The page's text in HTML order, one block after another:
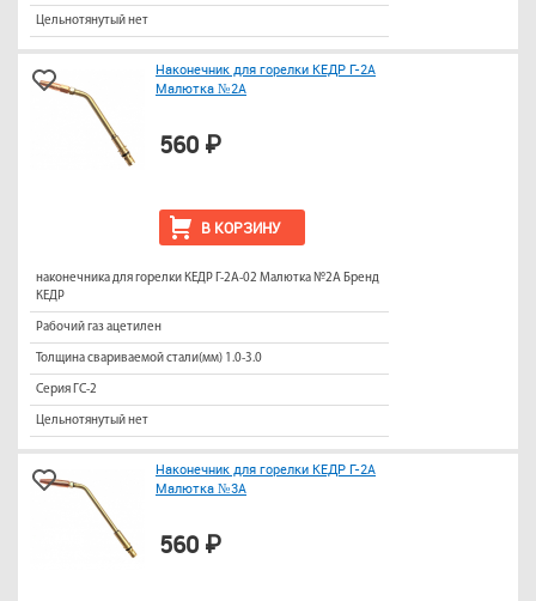
Цельнотянутый нет
Наконечник для горелки КЕДР Г-2А
Малютка №2А
В КОРЗИНУ
560 ₽
наконечника для горелки КЕДР Г-2А-02 Малютка №2А Бренд
КЕДР
Рабочий газ ацетилен
Толщина свариваемой стали(мм) 1.0-3.0
Серия ГС-2
Цельнотянутый нет
Наконечник для горелки КЕДР Г-2А
Малютка №3А
560 ₽